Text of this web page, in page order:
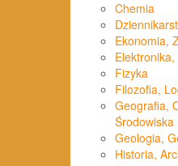
Chemia
Ekonomia,
Fizyka
Filozofia,
Geografia,
Środowiska
Geologia,
Historia,